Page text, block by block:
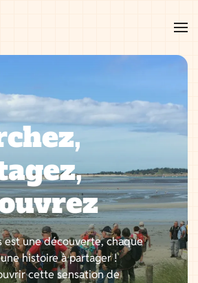
est une découverte, chaque
histoire à partager !
cette sensation de